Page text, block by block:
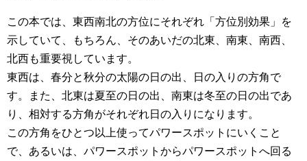
この本では、東西南北の方位にそれぞれ「方位別効果」を
示していて、もちろん、そのあいだの北東、南東、南西、
北西も重要視しています。
東西は、春分と秋分の太陽の日の出、日の入りの方角で
す。また、北東は夏至の日の出、南東は冬至の日の出であ
り、相対する方角がそれぞれ日の入りになります。
この方角をひとつ以上使ってパワースポットにいくこと
で、あるいは、パワースポットからパワースポットへ回る